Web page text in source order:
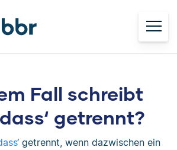
Fall schreibt
getrennt?
‘ getrennt, wenn dazwischen ein